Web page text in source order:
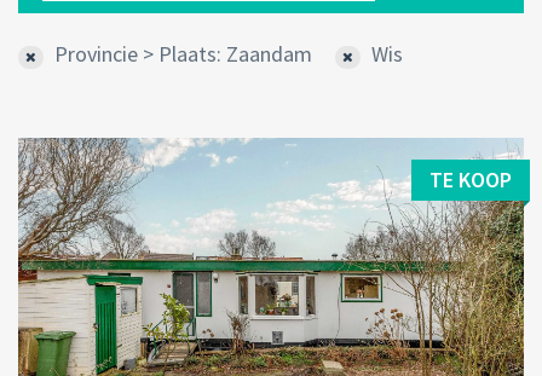
Provincie > Plaats: Zaandam Wis
TE KOOP